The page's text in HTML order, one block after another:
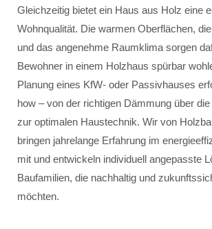
Gleichzeitig bietet ein Haus aus Holz eine
Wohnqualität. Die warmen Oberflächen,
und das angenehme Raumklima sorgen
Bewohner in einem Holzhaus spürbar
Planung eines KfW- oder Passivhauses
how – von der richtigen Dämmung über
zur optimalen Haustechnik. Wir von
bringen jahrelange Erfahrung im
mit und entwickeln individuell angepasste
Baufamilien, die nachhaltig und
möchten.